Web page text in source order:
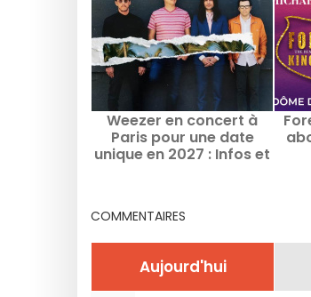
Weezer en concert à
Paris pour une date
unique en 2027 : Infos et
COMMENTAIRES
Aujourd'hui